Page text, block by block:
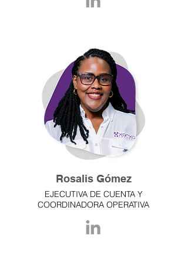
Rosalis Gómez
EJECUTIVA DE CUENTA Y
COORDINADORA OPERATIVA